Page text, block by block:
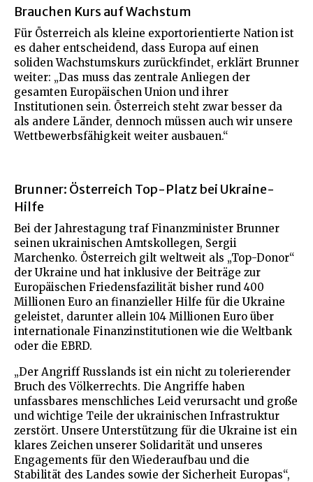
Brauchen Kurs auf Wachstum
Für Österreich als kleine exportorientierte Nation ist
es daher entscheidend, dass Europa auf einen
soliden Wachstumskurs zurückfindet, erklärt Brunner
weiter: „Das muss das zentrale Anliegen der
gesamten Europäischen Union und ihrer
Institutionen sein. Österreich steht zwar besser da
als andere Länder, dennoch müssen auch wir unsere
Wettbewerbsfähigkeit weiter ausbauen.“
Brunner: Österreich Top-Platz bei Ukraine-
Hilfe
Bei der Jahrestagung traf Finanzminister Brunner
seinen ukrainischen Amtskollegen, Sergii
Marchenko. Österreich gilt weltweit als „Top-Donor“
der Ukraine und hat inklusive der Beiträge zur
Europäischen Friedensfazilität bisher rund 400
Millionen Euro an finanzieller Hilfe für die Ukraine
geleistet, darunter allein 104 Millionen Euro über
internationale Finanzinstitutionen wie die Weltbank
oder die EBRD.
„Der Angriff Russlands ist ein nicht zu tolerierender
Bruch des Völkerrechts. Die Angriffe haben
unfassbares menschliches Leid verursacht und große
und wichtige Teile der ukrainischen Infrastruktur
zerstört. Unsere Unterstützung für die Ukraine ist ein
klares Zeichen unserer Solidarität und unseres
Engagements für den Wiederaufbau und die
Stabilität des Landes sowie der Sicherheit Europas“,